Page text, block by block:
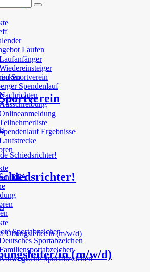
Laufen
Spendenlauf
Ergebnisse
RTA
Sportabzeichen
Sportabzeichen
Sportabzeichen
in (m/w/d)